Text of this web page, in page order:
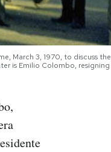
March 3, 1970, to discuss the
is Emilio Colombo, resigning